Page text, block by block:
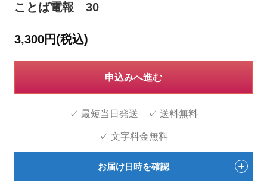
ことば電報 30
3,300円(税込)
申込みへ進む
✓ 最短当日発送 ✓ 送料無料
✓ 文字料金無料
お届け日時を確認